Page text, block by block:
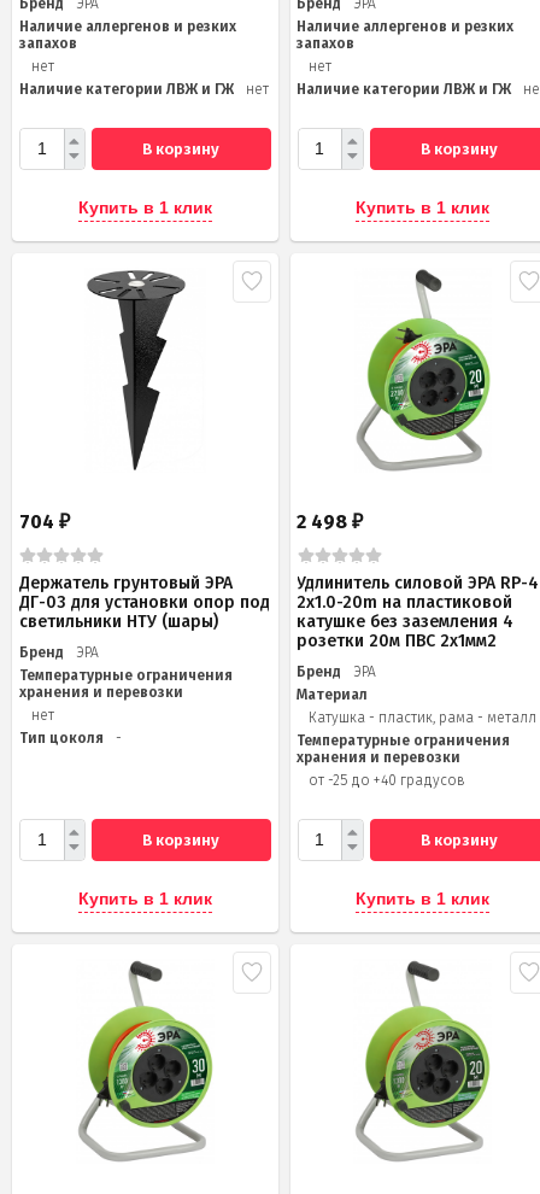
Наличие аллергенов и резких
запахов
нет
Наличие категории ЛВЖ и ГЖ
нет
В корзину
Купить в 1 клик
Наличие аллергенов и резких
запахов
нет
Наличие категории ЛВЖ и ГЖ
В корзину
Купить в 1 клик
704 ₽
Держатель грунтовый ЭРА
ДГ-03 для установки опор под
светильники НТУ (шары)
Бренд
ЭРА
Температурные ограничения
хранения и перевозки
нет
Тип цоколя
-
В корзину
Купить в 1 клик
2 498₽
Удлинитель силовой ЭРА RP-
2x1.0-20m на пластиковой
катушке без заземления 4
розетки 20м ПВС 2х1мм2
Бренд
ЭРА
Материал
Катушка - пластик, рама - металл
Температурные ограничения
хранения и перевозки
от -25 до +40 градусов
В корзину
Купить в 1 клик